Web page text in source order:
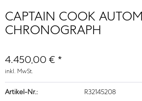
CAPTAIN COOK
CHRONOGRAPH
4.450,00 € *
inkl. MwSt.
Artikel-Nr.: R32145208